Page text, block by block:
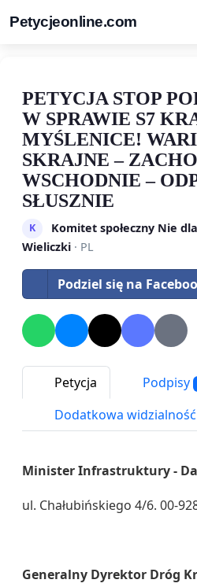
Petycjeonline.com
PETYCJA STOP
W SPRAWIE S7
MYŚLENICE!
SKRAJNE –
WSCHODNIE –
SŁUSZNIE
K
Komitet społeczny Nie
Wieliczki · PL
Podziel się na
Petycja Podpisy
Dodatkowa widzialność
Minister Infrastruktury -
ul. Chałubińskiego 4/6. 00-
Generalny Dyrektor Dróg